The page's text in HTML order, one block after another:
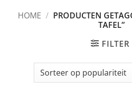
HOME / PRODUCTEN
TAFEL”
FILTER